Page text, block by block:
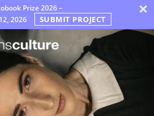
Prize 2026 –
2026 SUBMIT PROJECT ×